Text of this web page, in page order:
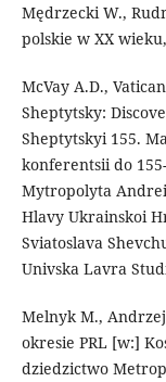
Mędrzecki W.,
polskie w XX
McVay A.D.,
Sheptytsky:
Sheptytskyi 155.
konferentsii do
Mytropolyta
Hlavy Ukrainskoi
Sviatoslava
Univska Lavra
Melnyk M.,
okresie PRL [w:]
dziedzictwo